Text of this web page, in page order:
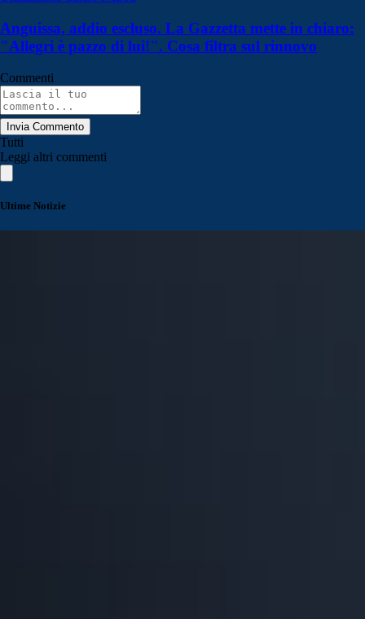
Anguissa, addio escluso. La Gazzetta mette in chiaro:
"Allegri è pazzo di lui!". Cosa filtra sul rinnovo
Commenti
Invia Commento
Tutti
Leggi altri commenti
Ultime Notizie